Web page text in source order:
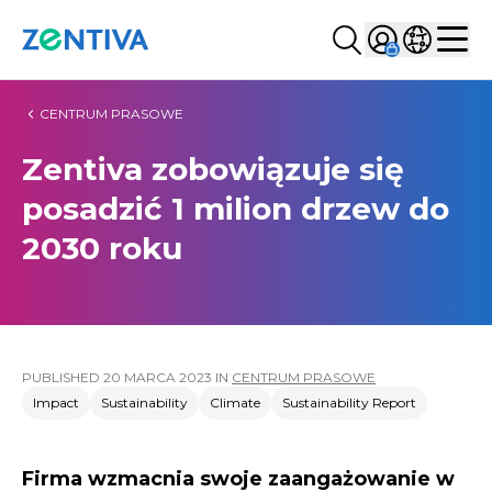
Szukaj...
Sign inWybierz
CENTRUM PRASOWE
Zentiva zobowiązuje się
posadzić 1 milion drzew do
2030 roku
PUBLISHED 20 MARCA 2023 IN CENTRUM PRASOWE
Impact
Sustainability Climate Sustainability Report
Firma wzmacnia swoje zaangażowanie w